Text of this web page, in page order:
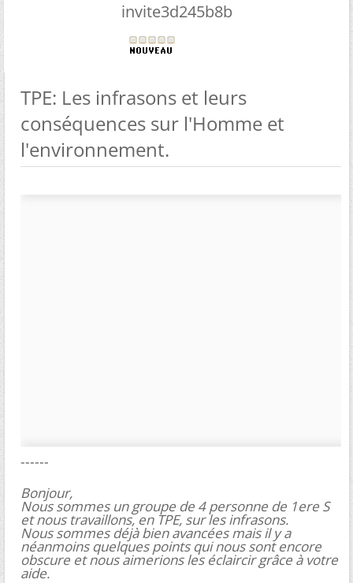
invite3d245b8b
TPE: Les infrasons et leurs
conséquences sur l'Homme et
l'environnement.
------
Bonjour,
Nous sommes un groupe de 4 personne de 1ere S
et nous travaillons, en TPE, sur les infrasons.
Nous sommes déjà bien avancées mais il y a
néanmoins quelques points qui nous sont encore
obscure et nous aimerions les éclaircir grâce à votre
aide.